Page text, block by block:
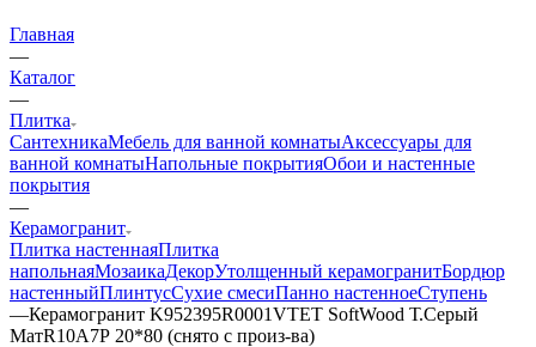
Главная
—
Каталог
—
Плитка
СантехникаМебель для ванной комнатыАксессуары для
ванной комнатыНапольные покрытияОбои и настенные
покрытия
—
Керамогранит
Плитка настеннаяПлитка
напольнаяМозаикаДекорУтолщенный керамогранитБордюр
настенныйПлинтусСухие смесиПанно настенноеСтупень
—Керамогранит K952395R0001VTET SoftWood Т.Серый
МатR10A7Р 20*80 (снято с произ-ва)